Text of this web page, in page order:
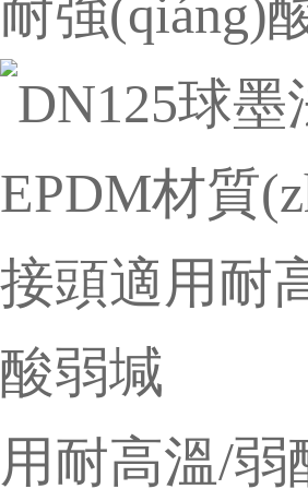
耐強(qiáng)
用耐高溫/弱